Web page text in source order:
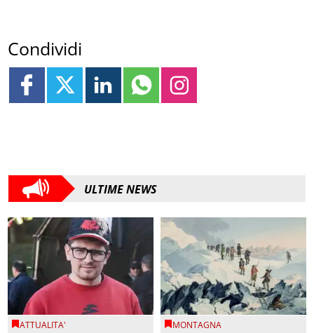
Condividi
ULTIME NEWS
ATTUALITA' MONTAGNA